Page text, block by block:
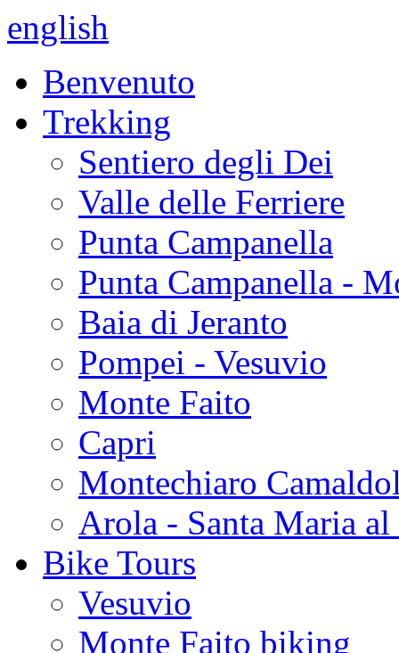
english
Benvenuto
Trekking
Sentiero degli Dei
Valle delle Ferriere
Punta Campanella
Punta Campanella -
Baia di Jeranto
Pompei - Vesuvio
Monte Faito
Capri
Montechiaro
Arola - Santa Maria
Bike Tours
Vesuvio
Monte Faito biking